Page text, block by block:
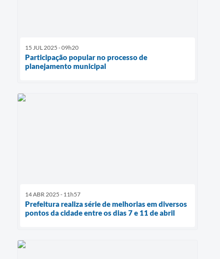
15 JUL 2025 - 09h20
Participação popular no processo de
planejamento municipal
14 ABR 2025 - 11h57
Prefeitura realiza série de melhorias em diversos
pontos da cidade entre os dias 7 e 11 de abril